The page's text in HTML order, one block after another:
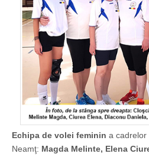
Echipa de volei feminin a cadrelor
Neamţ: Magda Melinte, Elena